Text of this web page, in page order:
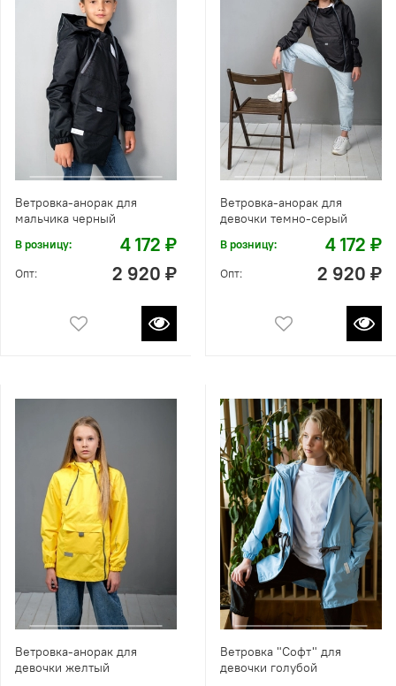
Ветровка-анорак для
мальчика черный
В розницу: 4 172 ₽
Опт: 2 920 ₽
Ветровка-анорак для
девочки темно-серый
В розницу: 4 172 ₽
Опт: 2 920 ₽
Ветровка-анорак для
девочки желтый
Ветровка "Софт" для
девочки голубой